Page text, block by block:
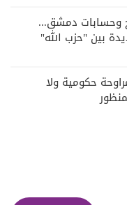
وحسابات دمشق...
بين "حزب الله"
آب... مراوحة حكومية ولا